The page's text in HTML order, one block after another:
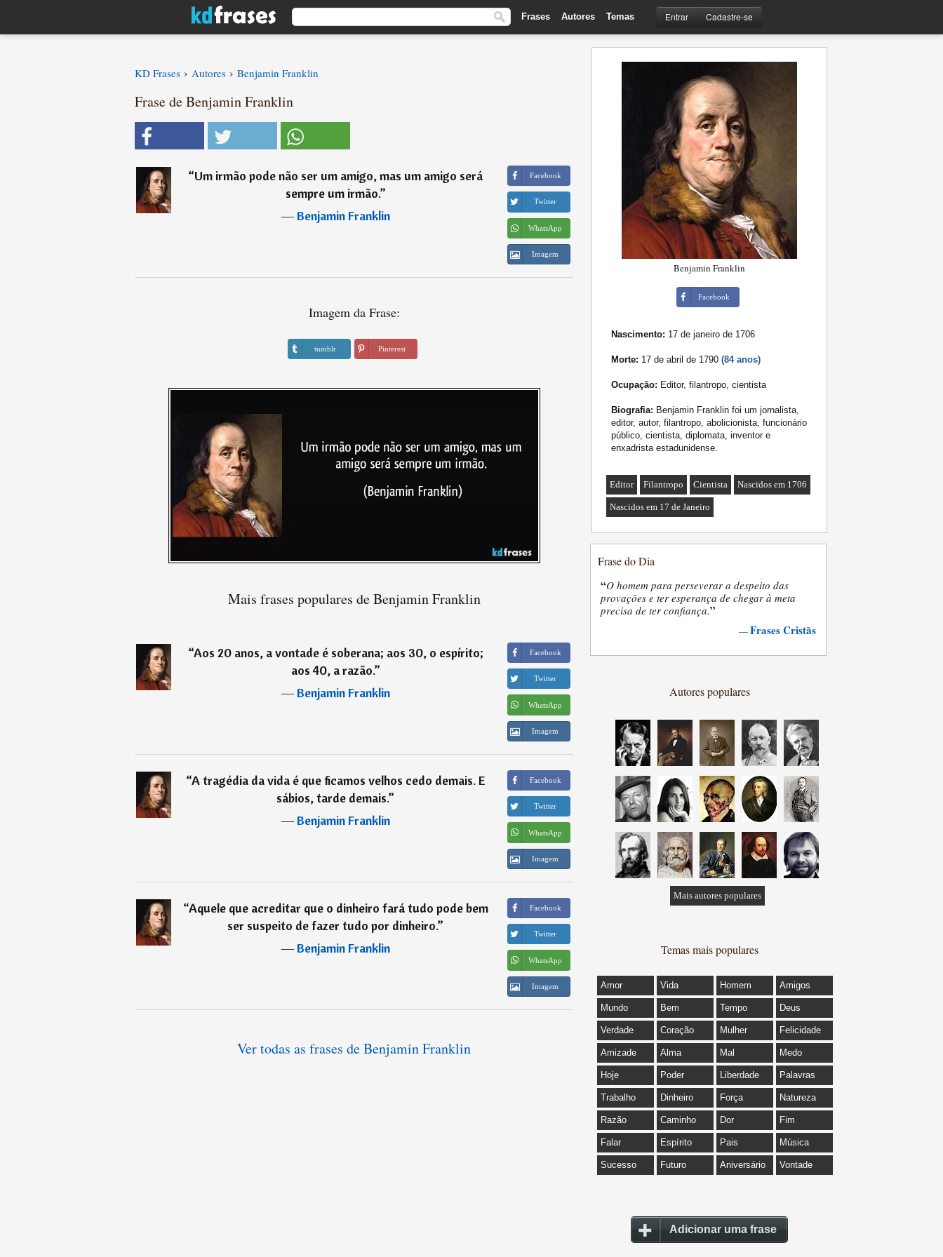
Frases Autores Temas Entrar Cadastre-se
KD Frases › Autores › Benjamin Franklin
Frase de Benjamin Franklin
“Um irmão pode não ser um amigo, mas um amigo será
sempre um irmão.”
―Benjamin Franklin
Facebook
Twitter
WhatsApp
Imagem
Imagem da Frase:
tumblr Pinterest
Mais frases populares de Benjamin Franklin
“Aos 20 anos, a vontade é soberana; aos 30, o espírito;
aos 40, a razão.”
―Benjamin Franklin
Facebook
Twitter
WhatsApp
Imagem
“A tragédia da vida é que ficamos velhos cedo demais. E
sábios, tarde demais.”
―Benjamin Franklin
Facebook
Twitter
WhatsApp
Imagem
“Aquele que acreditar que o dinheiro fará tudo pode bem
ser suspeito de fazer tudo por dinheiro.”
―Benjamin Franklin
Facebook
Twitter
WhatsApp
Imagem
Ver todas as frases de Benjamin Franklin
Benjamin Franklin
Facebook
Nascimento: 17 de janeiro de 1706
Morte: 17 de abril de 1790 (84 anos)
Ocupação: Editor, filantropo, cientista
Biografia: Benjamin Franklin foi um jornalista,
editor, autor, filantropo, abolicionista, funcionário
público, cientista, diplomata, inventor e
enxadrista estadunidense.
Editor Filantropo Cientista Nascidos em 1706
Nascidos em 17 de Janeiro
Frase do Dia
“O homem para perseverar a despeito das
provações e ter esperança de chegar à meta
precisa de ter confiança.”
—Frases Cristãs
Autores populares
Mais autores populares
Temas mais populares
Amor Vida Homem Amigos
Mundo Bem Tempo Deus
Verdade Coração Mulher Felicidade
Amizade Alma Mal Medo
Hoje Poder Liberdade Palavras
Trabalho Dinheiro Força Natureza
Razão Caminho Dor Fim
Falar Espírito Pais Música
Sucesso Futuro Aniversário Vontade
Adicionar uma frase